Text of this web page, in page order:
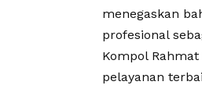
menegaskan
profesional
Kompol
pelayanan